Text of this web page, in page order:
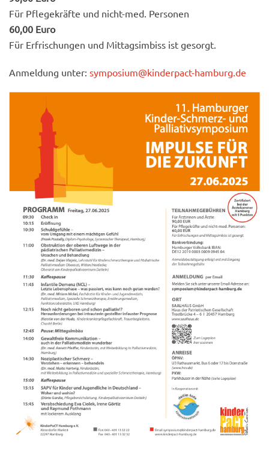
Für Pflegekräfte und nicht-med. Personen
60,00 Euro
Für Erfrischungen und Mittagsimbiss ist gesorgt.
Anmeldung unter: symposium@kinderpact-hamburg.de